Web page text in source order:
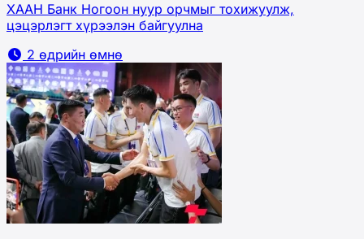
ХААН Банк Ногоон нуур орчмыг тохижуулж,
цэцэрлэгт хүрээлэн байгуулна
2 өдрийн өмнө